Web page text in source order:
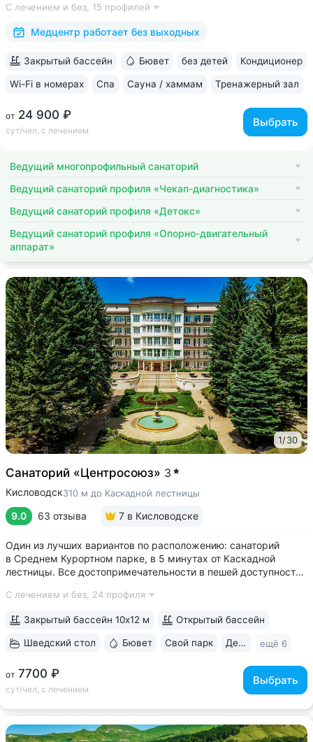
Победитель международной премии The World Luxury Awards.
Премия «Вояж» за лучший велнес-проект...
С лечением и без, 15 профилей
Медцентр работает без выходных
от 24 900 ₽
сут/чел, с лечением
Выбрать
Закрытый бассейн Бювет без детей Кондиционер
Wi-Fi в номерах Спа Сауна / хаммам Тренажерный зал
Ведущий многопрофильный санаторий
Ведущий санаторий профиля «Чекап-диагностика»
Ведущий санаторий профиля «Детокс»
Ведущий санаторий профиля «Опорно-двигательный
аппарат»
1/30
Санаторий «Центросоюз» 3
Кисловодск310 м до Каскадной лестницы
9.0 63 отзыва 7 в Кисловодске
Один из лучших вариантов по расположению: санаторий
в Среднем Курортном парке, в 5 минутах от Каскадной
лестницы. Все достопримечательности в пешей доступности
переходит в Курортный парк, к терренкурам № 3 и № 2Б •
С лечением и без, 24 профиля
от 7700 ₽
сут/чел, с лечением
Выбрать
Закрытый бассейн 10х12 м Открытый бассейн
Шведский стол Бювет Свой парк Дети с 2 лет ещё 6